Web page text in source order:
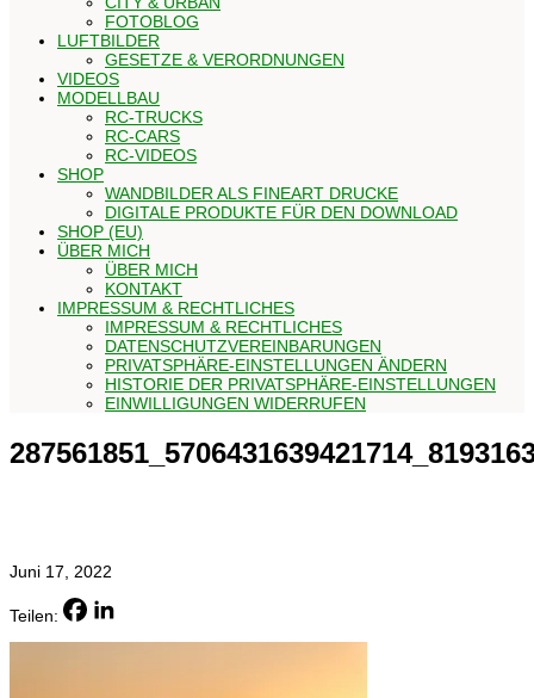
FOTOBLOG
LUFTBILDER
GESETZE & VERORDNUNGEN
VIDEOS
MODELLBAU
RC-TRUCKS
RC-CARS
RC-VIDEOS
SHOP
WANDBILDER ALS FINEART DRUCKE
DIGITALE PRODUKTE FÜR DEN DOWNLOAD
SHOP (EU)
ÜBER MICH
ÜBER MICH
KONTAKT
IMPRESSUM & RECHTLICHES
IMPRESSUM & RECHTLICHES
DATENSCHUTZVEREINBARUNGEN
PRIVATSPHÄRE-EINSTELLUNGEN ÄNDERN
HISTORIE DER PRIVATSPHÄRE-EINSTELLUNGEN
EINWILLIGUNGEN WIDERRUFEN
Juni 17, 2022
Teilen: